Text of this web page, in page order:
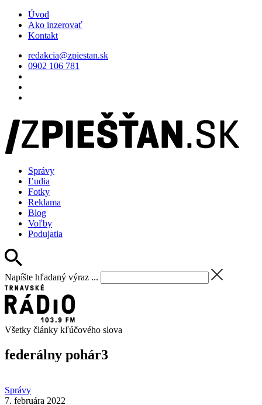
Úvod
Ako inzerovať
Kontakt
redakcia@zpiestan.sk
0902 106 781
Správy
Ľudia
Fotky
Reklama
Blog
Voľby
Podujatia
Napíšte hľadaný výraz ...
Všetky články kľúčového slova
federálny pohár3
Správy
7. februára 2022